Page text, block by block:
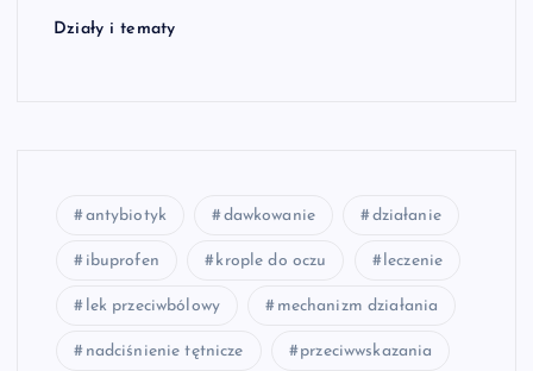
Działy i tematy
antybiotyk dawkowanie działanie
ibuprofen krople do oczu leczenie
lek przeciwbólowy mechanizm działania
nadciśnienie tętnicze przeciwwskazania